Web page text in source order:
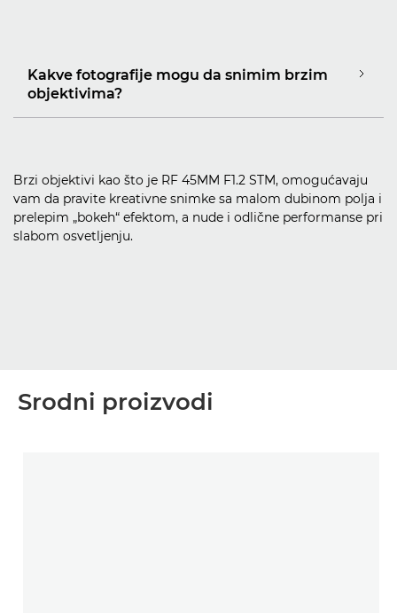
Kakve fotografije mogu da snimim brzim
objektivima?
Brzi objektivi kao što je RF 45MM F1.2 STM, omogućavaju
vam da pravite kreativne snimke sa malom dubinom polja i
prelepim „bokeh“ efektom, a nude i odlične performanse pri
slabom osvetljenju.
Srodni proizvodi